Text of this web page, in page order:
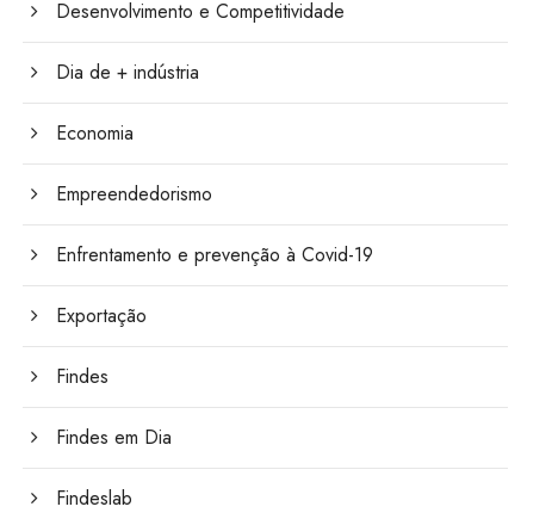
Desenvolvimento e Competitividade
Dia de + indústria
Economia
Empreendedorismo
Enfrentamento e prevenção à Covid-19
Exportação
Findes
Findes em Dia
Findeslab